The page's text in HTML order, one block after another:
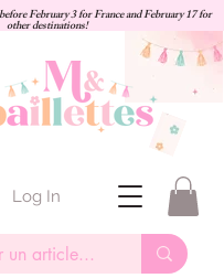
February 3 for France and February 17 for
other destinations!
Log In